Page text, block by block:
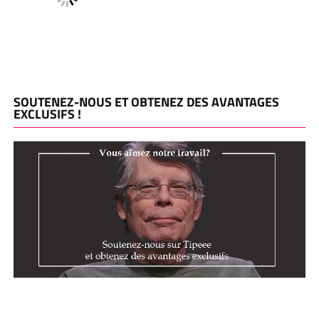
SOUTENEZ-NOUS ET OBTENEZ DES AVANTAGES
EXCLUSIFS !